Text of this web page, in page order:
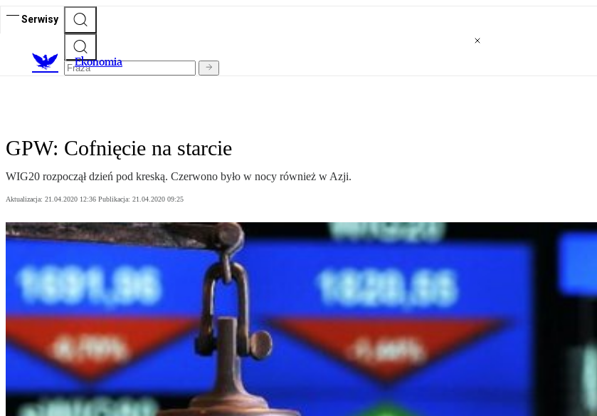
Serwisy
Ekonomia
GPW: Cofnięcie na starcie
WIG20 rozpoczął dzień pod kreską. Czerwono było w nocy również w Azji.
Aktualizacja: 21.04.2020 12:36 Publikacja: 21.04.2020 09:25